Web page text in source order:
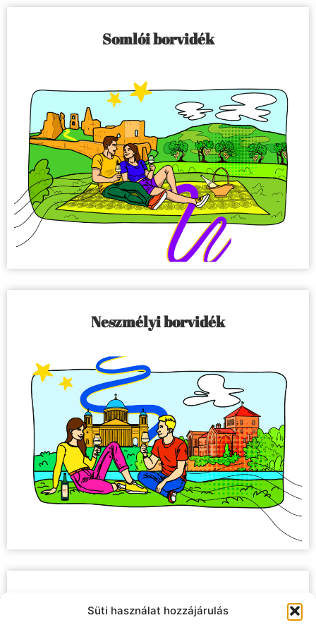
Süti használat hozzájárulás
Somlói borvidék
Neszmélyi borvidék
Kunsági borvidék